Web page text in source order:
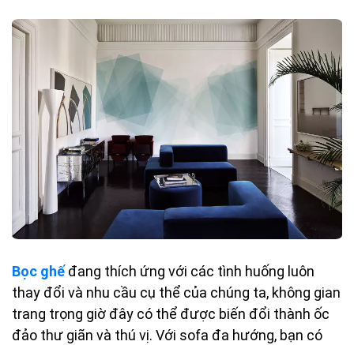
Bọc ghế đang thích ứng với các tình huống luôn
thay đổi và nhu cầu cụ thể của chúng ta, không gian
trang trọng giờ đây có thể được biến đổi thành ốc
đảo thư giãn và thú vị. Với sofa đa hướng, bạn có